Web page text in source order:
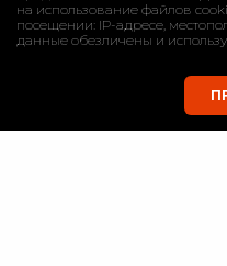
на использование файлов
посещении: IP-адресе,
данные обезличены и